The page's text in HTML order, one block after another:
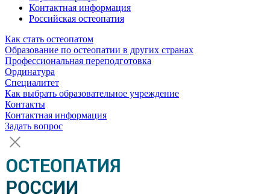
Контактная информация
Российская остеопатия
Как стать остеопатом
Образование по остеопатии в других странах
Профессиональная переподготовка
Ординатура
Специалитет
Как выбрать образовательное учреждение
Контакты
Контактная информация
Задать вопрос